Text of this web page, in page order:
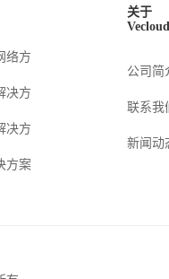
络方
决方
决方
方案
关于
Vecloud
公司简
联系我
新闻动